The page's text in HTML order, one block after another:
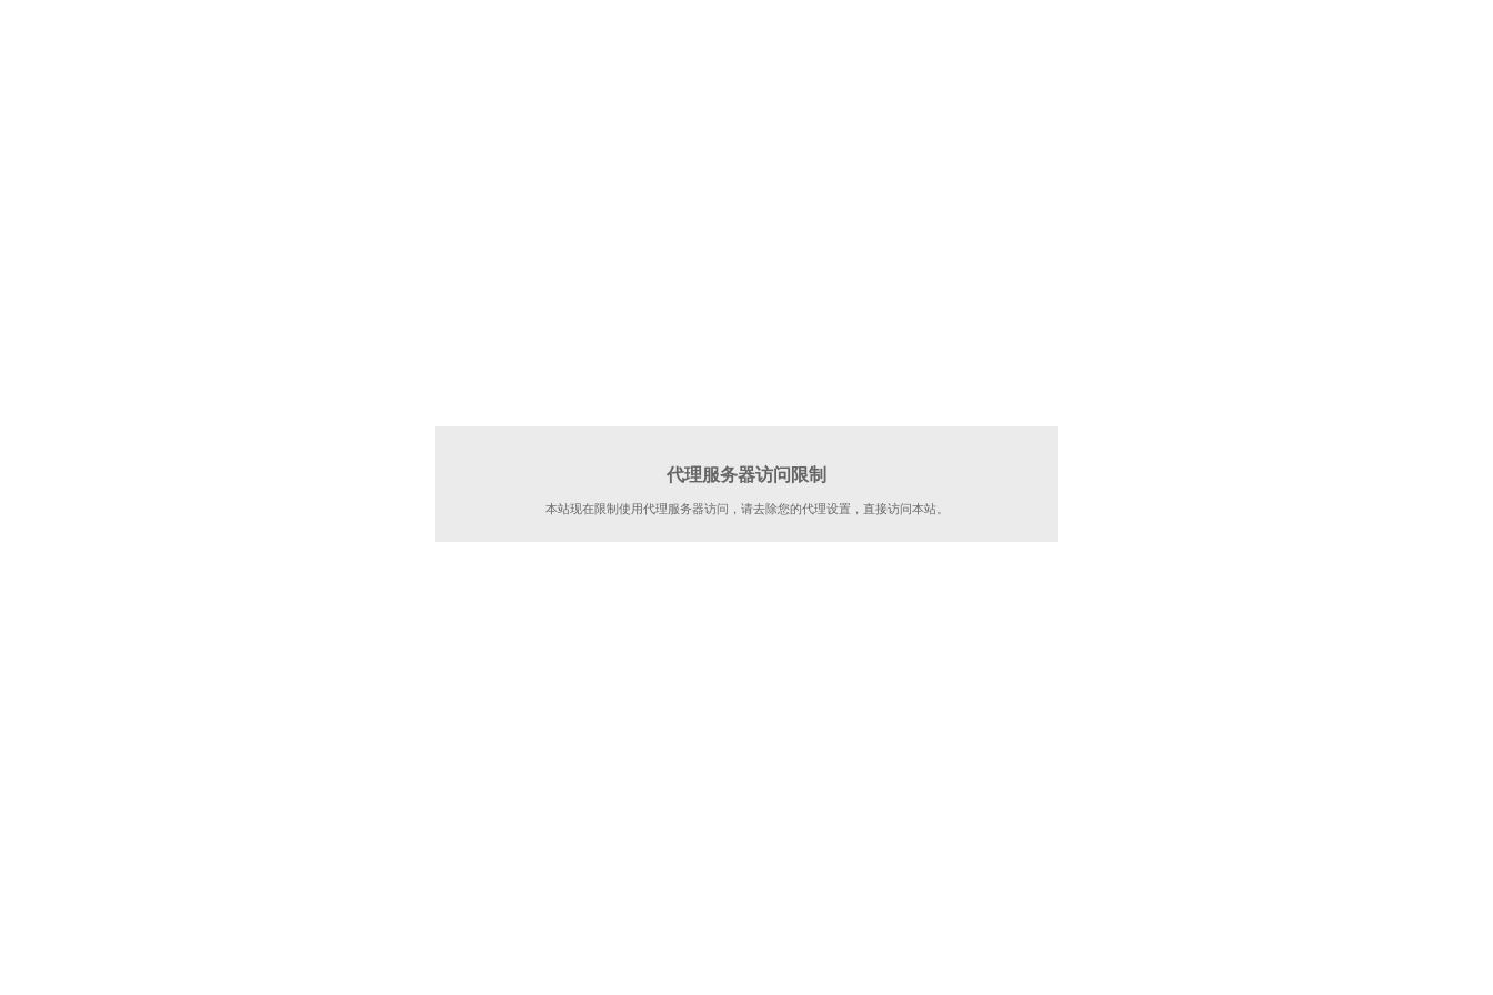
代理服务器访问限制
本站现在限制使用代理服务器访问，请去除您的代理设置，直接访问本站。